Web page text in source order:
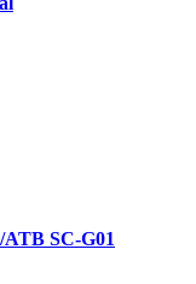
SC-G01